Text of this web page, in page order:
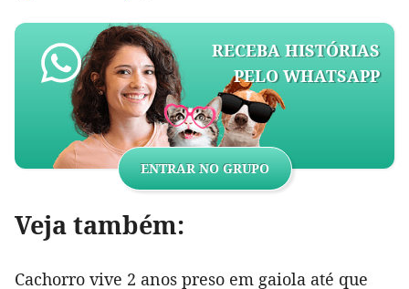
RECEBA HISTÓRIAS
PELO WHATSAPP
ENTRAR NO GRUPO
Veja também:
Cachorro vive 2 anos preso em gaiola até que